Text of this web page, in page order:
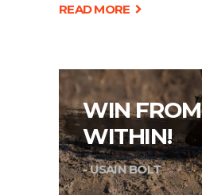
READ MORE
WIN FROM
WITHIN!
- USAIN BOLT